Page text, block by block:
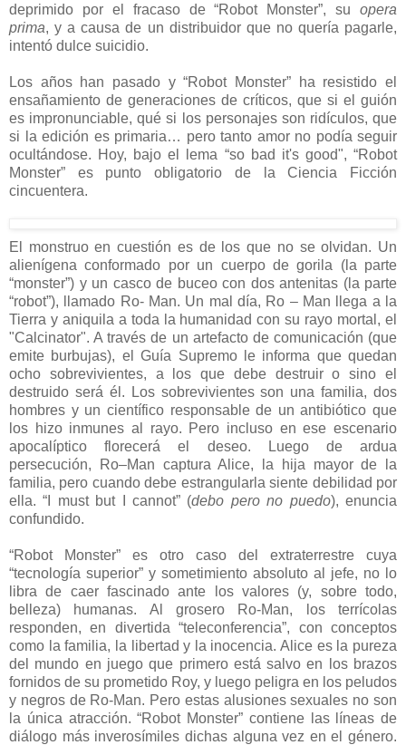
deprimido por el fracaso de “Robot Monster”, su opera
prima, y a causa de un distribuidor que no quería pagarle,
intentó dulce suicidio.
Los años han pasado y “Robot Monster” ha resistido el
ensañamiento de generaciones de críticos, que si el guión
es impronunciable, qué si los personajes son ridículos, que
si la edición es primaria… pero tanto amor no podía seguir
ocultándose. Hoy, bajo el lema “so bad it's good", “Robot
Monster” es punto obligatorio de la Ciencia Ficción
cincuentera.
El monstruo en cuestión es de los que no se olvidan. Un
alienígena conformado por un cuerpo de gorila (la parte
“monster”) y un casco de buceo con dos antenitas (la parte
“robot”), llamado Ro- Man. Un mal día, Ro – Man llega a la
Tierra y aniquila a toda la humanidad con su rayo mortal, el
"Calcinator". A través de un artefacto de comunicación (que
emite burbujas), el Guía Supremo le informa que quedan
ocho sobrevivientes, a los que debe destruir o sino el
destruido será él. Los sobrevivientes son una familia, dos
hombres y un científico responsable de un antibiótico que
los hizo inmunes al rayo. Pero incluso en ese escenario
apocalíptico florecerá el deseo. Luego de ardua
persecución, Ro–Man captura Alice, la hija mayor de la
familia, pero cuando debe estrangularla siente debilidad por
ella. “I must but I cannot” (debo pero no puedo), enuncia
confundido.
“Robot Monster” es otro caso del extraterrestre cuya
“tecnología superior” y sometimiento absoluto al jefe, no lo
libra de caer fascinado ante los valores (y, sobre todo,
belleza) humanas. Al grosero Ro-Man, los terrícolas
responden, en divertida “teleconferencia”, con conceptos
como la familia, la libertad y la inocencia. Alice es la pureza
del mundo en juego que primero está salvo en los brazos
fornidos de su prometido Roy, y luego peligra en los peludos
y negros de Ro-Man. Pero estas alusiones sexuales no son
la única atracción. “Robot Monster” contiene las líneas de
diálogo más inverosímiles dichas alguna vez en el género.